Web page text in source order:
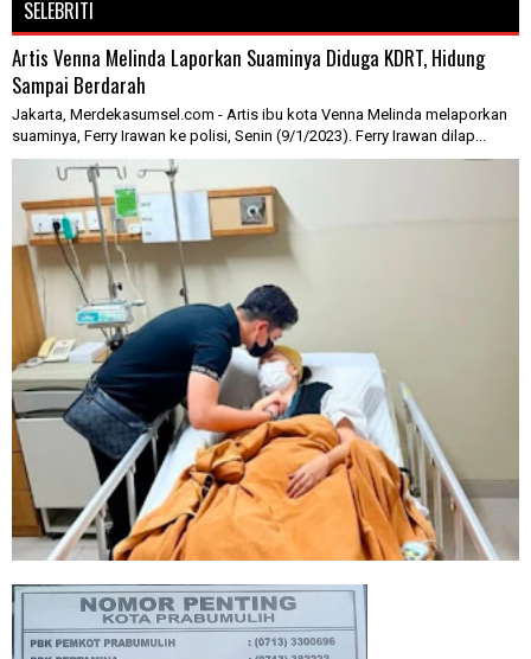
SELEBRITI
Artis Venna Melinda Laporkan Suaminya Diduga KDRT, Hidung
Sampai Berdarah
Jakarta, Merdekasumsel.com - Artis ibu kota Venna Melinda melaporkan
suaminya, Ferry Irawan ke polisi, Senin (9/1/2023). Ferry Irawan dilap...